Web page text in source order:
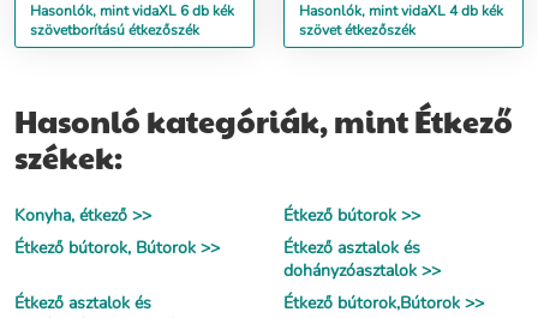
Hasonlók, mint vidaXL 6 db kék
szövetborítású étkezőszék
Hasonlók, mint vidaXL 4 db kék
szövet étkezőszék
Hasonló kategóriák, mint Étkező
székek:
Konyha, étkező >>
Étkező bútorok >>
Étkező bútorok, Bútorok >>
Étkező asztalok és
dohányzóasztalok >>
Étkező asztalok és
Étkező bútorok,Bútorok >>